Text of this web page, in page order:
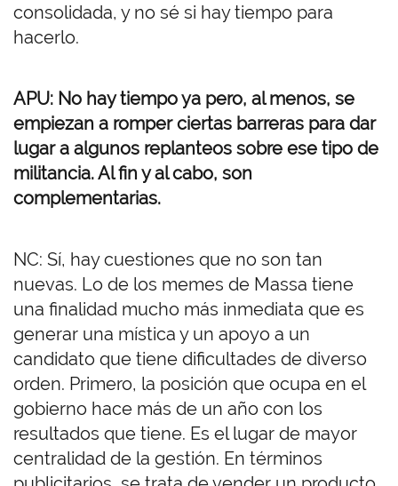
consolidada, y no sé si hay tiempo para
hacerlo.
APU: No hay tiempo ya pero, al menos, se
empiezan a romper ciertas barreras para dar
lugar a algunos replanteos sobre ese tipo de
militancia. Al fin y al cabo, son
complementarias.
NC: Sí, hay cuestiones que no son tan
nuevas. Lo de los memes de Massa tiene
una finalidad mucho más inmediata que es
generar una mística y un apoyo a un
candidato que tiene dificultades de diverso
orden. Primero, la posición que ocupa en el
gobierno hace más de un año con los
resultados que tiene. Es el lugar de mayor
centralidad de la gestión. En términos